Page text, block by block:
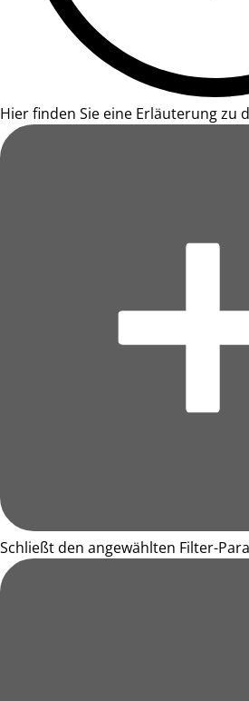
Hier finden Sie eine Erläuterung zu
Schließt den angewählten Filter-